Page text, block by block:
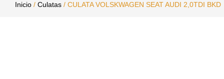
Inicio / Culatas / CULATA VOLSKWAGEN SEAT AUDI 2,0TDI BKD